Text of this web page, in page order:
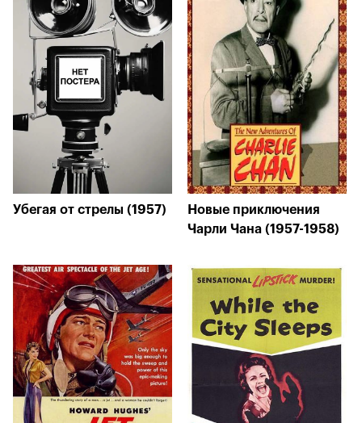
Убегая от стрелы (1957)
Новые приключения
Чарли Чана (1957-1958)